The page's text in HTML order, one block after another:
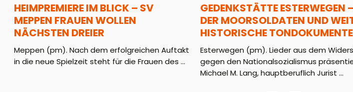
HEIMPREMIERE IM BLICK – SV
MEPPEN FRAUEN WOLLEN
NÄCHSTEN DREIER
Meppen (pm). Nach dem erfolgreichen Auftakt
in die neue Spielzeit steht für die Frauen des ...
GEDENKSTÄTTE ESTERWEGEN
DER MOORSOLDATEN UND
HISTORISCHE TONDOKUMENTE
Esterwegen (pm). Lieder aus dem
gegen den Nationalsozialismus
Michael M. Lang, hauptberuflich Jurist ...